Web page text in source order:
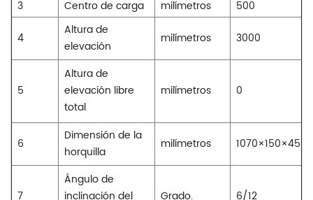
3
Centro de carga milímetros
500
4
Altura de
elevación
milímetros 3000
5
Altura de
elevación libre
total
milímetros 0
6
Dimensión de la
horquilla
milímetros 1070×150×45
7
Ángulo de
inclinación del
Grado. 6/12